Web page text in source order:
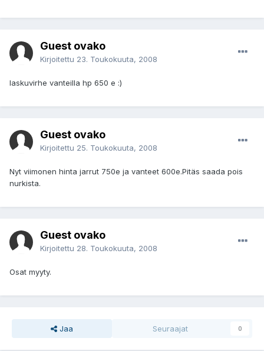
Guest ovako
Kirjoitettu 23. Toukokuuta, 2008
laskuvirhe vanteilla hp 650 e :)
Guest ovako
Kirjoitettu 25. Toukokuuta, 2008
Nyt viimonen hinta jarrut 750e ja vanteet 600e.Pitäs saada pois
nurkista.
Guest ovako
Kirjoitettu 28. Toukokuuta, 2008
Osat myyty.
Jaa Seuraajat 0